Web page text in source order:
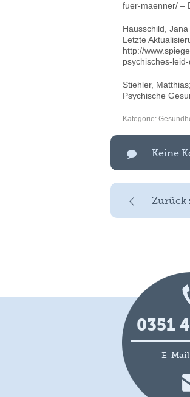
fuer-maenner/ –
Hausschild,
Letzte
http://
psychisches-
Stiehler,
Psychische
Kategorie:
Keine
Zurück
0351
E-